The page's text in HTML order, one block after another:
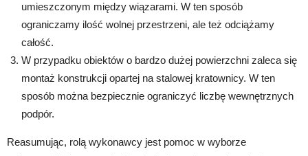
umieszczonym między wiązarami. W ten sposób
ograniczamy ilość wolnej przestrzeni, ale też odciążamy
całość.
W przypadku obiektów o bardzo dużej powierzchni zaleca się
montaż konstrukcji opartej na stalowej kratownicy. W ten
sposób można bezpiecznie ograniczyć liczbę wewnętrznych
podpór.
Reasumując, rolą wykonawcy jest pomoc w wyborze